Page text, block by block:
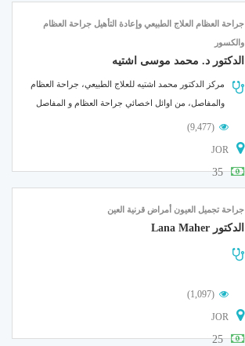
جراحة العظام العلاج الطبيعي وإعادة التأهيل جراحة العظام
والكسور
الدكتور د. محمد موسى اشتيه
مركز الدكتور محمد اشتيه للعلاج الطبيعي، جراحة العظام
والمفاصل، من اوائل اخصائي جراحة العظام و المفاصل
في الاردن بخبرة لا....
(9,477)
JOR
35
جراحة تجميل العيون أمراض قرنية العين
الدكتور Lana Maher
(1,097)
JOR
25